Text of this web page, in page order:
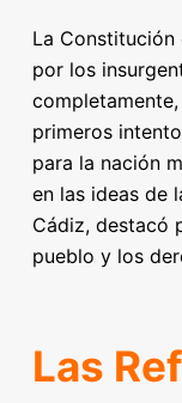
La Constitución
por los
primeros
para la nación
en las ideas de
Cádiz, destacó
pueblo y los
Las